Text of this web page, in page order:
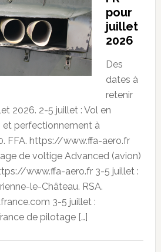
pour
juillet
2026
Des
dates à
retenir
2026. 2-5 juillet : Vol en
et perfectionnement à
FFA. https://www.ffa-aero.fr
de voltige Advanced (avion)
www.ffa-aero.fr 3-5 juillet :
le-Château. RSA.
3-5 juillet :
de pilotage […]